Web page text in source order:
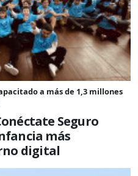
a más de 1,3 millones
Seguro
más
digital